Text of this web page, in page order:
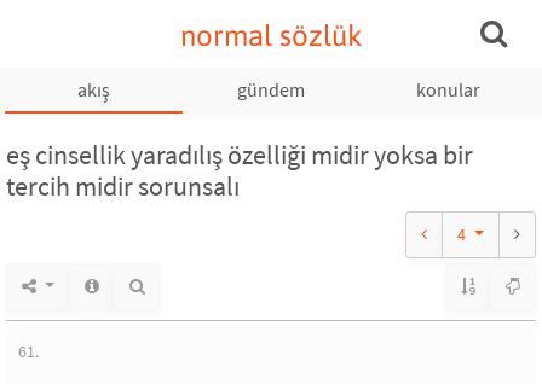
normal sözlük
akış gündem konular
eş cinsellik yaradılış özelliği midir yoksa bir
tercih midir sorunsalı
4
61.